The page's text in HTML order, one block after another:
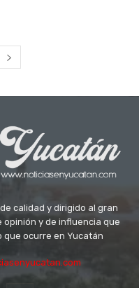
calidad y dirigido al gran
opinión y de influencia que
ocurre en Yucatán